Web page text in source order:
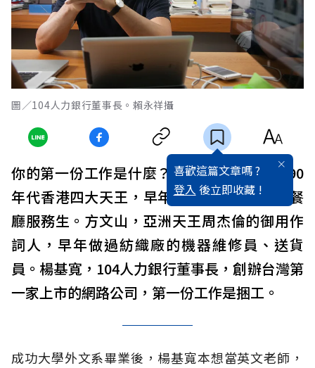
圖／104人力銀行董事長。賴永祥攝
喜歡這篇文章嗎 ?
登入 後立即收藏 !
你的第一份工作是什麼？做多久？郭富城，90
年代香港四大天王，早年做過冷氣維修工、餐
廳服務生。方文山，亞洲天王周杰倫的御用作
詞人，早年做過紡織廠的機器維修員、送貨
員。楊基寬，104人力銀行董事長，創辦台灣第
一家上市的網路公司，第一份工作是捆工。
成功大學外文系畢業後，楊基寬本想當英文老師，